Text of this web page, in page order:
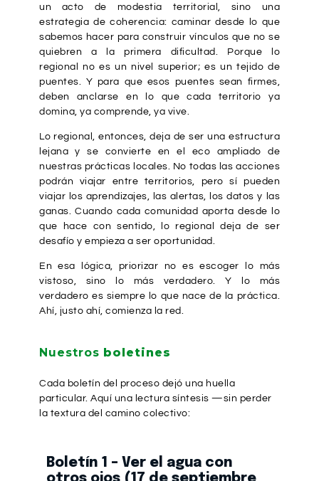
un acto de modestia territorial, sino una
estrategia de coherencia: caminar desde lo que
sabemos hacer para construir vínculos que no se
quiebren a la primera dificultad. Porque lo
regional no es un nivel superior; es un tejido de
puentes. Y para que esos puentes sean firmes,
deben anclarse en lo que cada territorio ya
domina, ya comprende, ya vive.
Lo regional, entonces, deja de ser una estructura
lejana y se convierte en el eco ampliado de
nuestras prácticas locales. No todas las acciones
podrán viajar entre territorios, pero sí pueden
viajar los aprendizajes, las alertas, los datos y las
ganas. Cuando cada comunidad aporta desde lo
que hace con sentido, lo regional deja de ser
desafío y empieza a ser oportunidad.
En esa lógica, priorizar no es escoger lo más
vistoso, sino lo más verdadero. Y lo más
verdadero es siempre lo que nace de la práctica.
Ahí, justo ahí, comienza la red.
Nuestros boletines
Cada boletín del proceso dejó una huella
particular. Aquí una lectura síntesis —sin perder
la textura del camino colectivo:
Boletín 1 – Ver el agua con